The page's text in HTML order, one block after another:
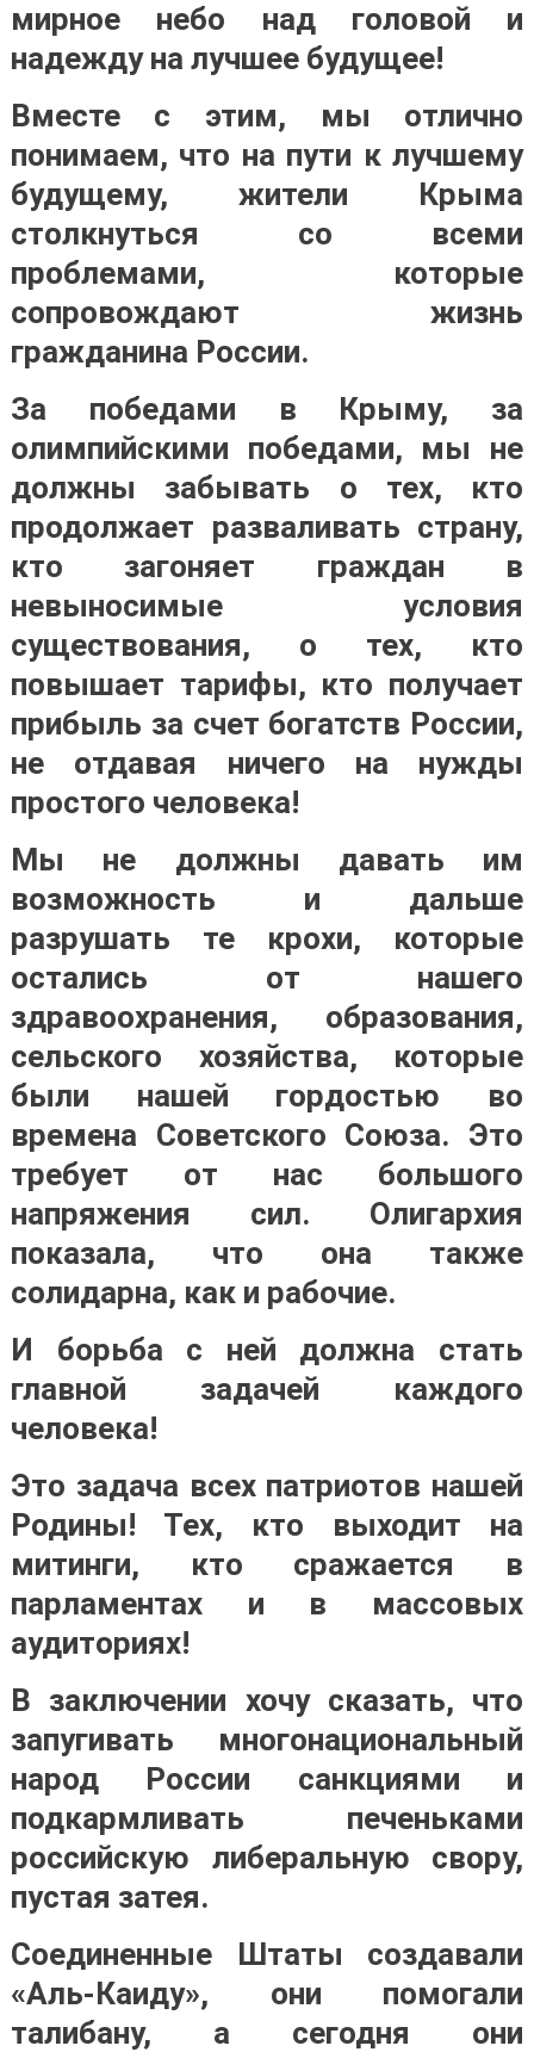
мирное небо над головой и
надежду на лучшее будущее!
Вместе с этим, мы отлично
понимаем, что на пути к лучшему
будущему, жители Крыма
столкнуться со всеми
проблемами, которые
сопровождают жизнь
гражданина России.
За победами в Крыму, за
олимпийскими победами, мы не
должны забывать о тех, кто
продолжает разваливать страну,
кто загоняет граждан в
невыносимые условия
существования, о тех, кто
повышает тарифы, кто получает
прибыль за счет богатств России,
не отдавая ничего на нужды
простого человека!
Мы не должны давать им
возможность и дальше
разрушать те крохи, которые
остались от нашего
здравоохранения, образования,
сельского хозяйства, которые
были нашей гордостью во
времена Советского Союза. Это
требует от нас большого
напряжения сил. Олигархия
показала, что она также
солидарна, как и рабочие.
И борьба с ней должна стать
главной задачей каждого
человека!
Это задача всех патриотов нашей
Родины! Тех, кто выходит на
митинги, кто сражается в
парламентах и в массовых
аудиториях!
В заключении хочу сказать, что
запугивать многонациональный
народ России санкциями и
подкармливать печеньками
российскую либеральную свору,
пустая затея.
Соединенные Штаты создавали
«Аль-Каиду», они помогали
талибану, а сегодня они